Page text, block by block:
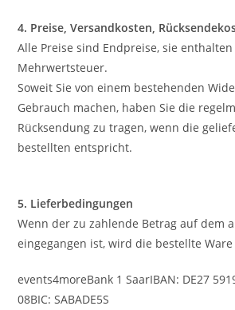
4. Preise, Versandkosten,
Alle Preise sind Endpreise, sie
Mehrwertsteuer.
Soweit Sie von einem bestehenden
Gebrauch machen, haben Sie die
Rücksendung zu tragen, wenn die
bestellten entspricht.
5. Lieferbedingungen
Wenn der zu zahlende Betrag auf dem
eingegangen ist, wird die bestellte
events4moreBank 1 SaarIBAN: DE27
08BIC: SABADE5S